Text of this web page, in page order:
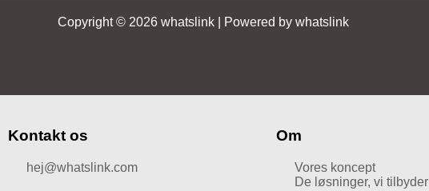
Copyright © 2026 whatslink | Powered by whatslink
Kontakt os
hej@whatslink.com
Om
Vores koncept
De løsninger, vi tilbyder